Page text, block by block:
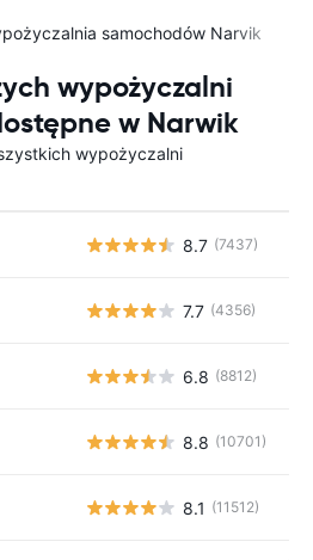
samochodów Narvik
wypożyczalni
w Narwik
wypożyczalni
8.7 (7437)
7.7 (4356)
6.8 (8812)
8.8 (10701)
8.1 (11512)